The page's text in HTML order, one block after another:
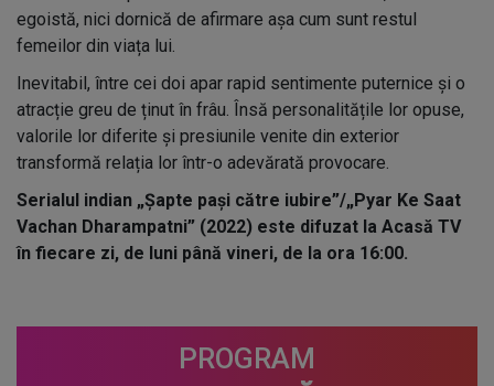
egoistă, nici dornică de afirmare așa cum sunt restul
femeilor din viața lui.
Inevitabil, între cei doi apar rapid sentimente puternice și o
atracție greu de ținut în frâu. Însă personalitățile lor opuse,
valorile lor diferite și presiunile venite din exterior
transformă relația lor într-o adevărată provocare.
Serialul indian „Șapte pași către iubire”/„Pyar Ke Saat
Vachan Dharampatni” (2022) este difuzat la Acasă TV
în fiecare zi, de luni până vineri, de la ora 16:00.
PROGRAM